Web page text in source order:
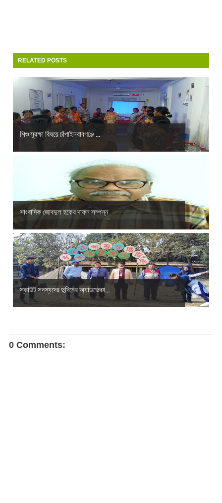
RELATED POSTS
শিশু সুরক্ষা বিষয়ে চাঁপাইনবাবগঞ্জে ...
সাংবাদিক জোবদুল হকের দাফন সম্পন্ন
স্কাউট সদস্যদের দুদিনের অ্যাডভেঞ্চা...
0 Comments: